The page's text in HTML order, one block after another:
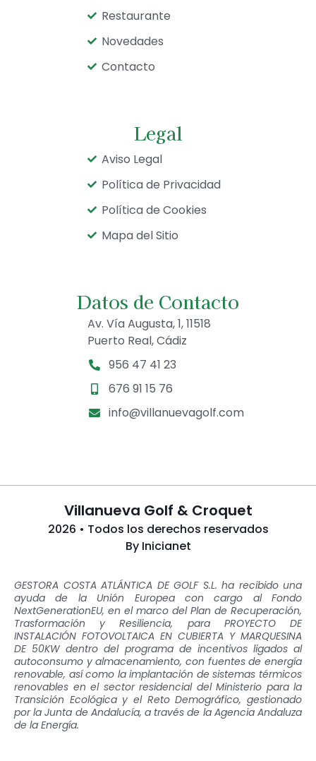
Restaurante
Novedades
Contacto
Legal
Aviso Legal
Política de Privacidad
Política de Cookies
Mapa del Sitio
Datos de Contacto
Av. Vía Augusta, 1, 11518
Puerto Real, Cádiz
956 47 41 23
676 91 15 76
info@villanuevagolf.com
Villanueva Golf & Croquet
2026 • Todos los derechos reservados
By Inicianet
GESTORA COSTA ATLÁNTICA DE GOLF S.L. ha recibido una
ayuda de la Unión Europea con cargo al Fondo
NextGenerationEU, en el marco del Plan de Recuperación,
Trasformación y Resiliencia, para PROYECTO DE
INSTALACIÓN FOTOVOLTAICA EN CUBIERTA Y MARQUESINA
DE 50KW dentro del programa de incentivos ligados al
autoconsumo y almacenamiento, con fuentes de energía
renovable, así como la implantación de sistemas térmicos
renovables en el sector residencial del Ministerio para la
Transición Ecológica y el Reto Demográfico, gestionado
por la Junta de Andalucía, a través de la Agencia Andaluza
de la Energía.